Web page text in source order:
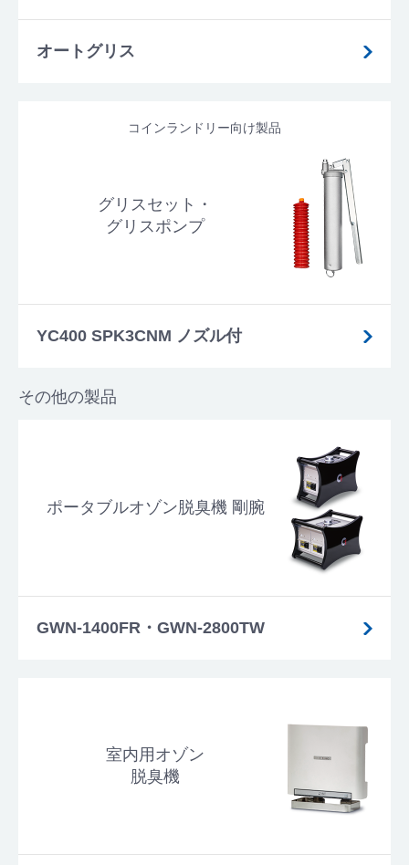
オートグリス
コインランドリー向け製品
グリスセット・
グリスポンプ
YC400 SPK3CNM ノズル付
その他の製品
ポータブルオゾン脱臭機 剛腕
GWN-1400FR・GWN-2800TW
室内用オゾン
脱臭機